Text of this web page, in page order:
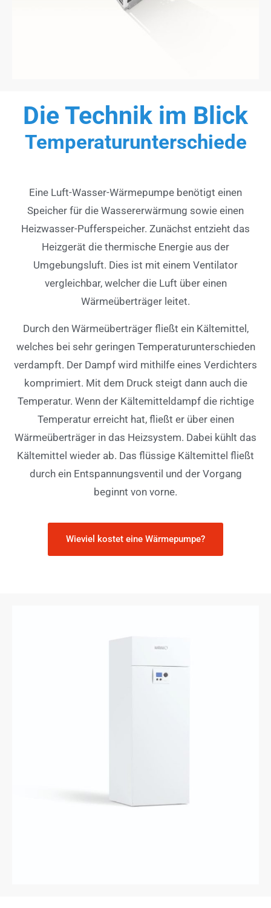
Die Technik im Blick
Temperaturunterschiede
Eine Luft-Wasser-Wärmepumpe benötigt einen
Speicher für die Wassererwärmung sowie einen
Heizwasser-Pufferspeicher. Zunächst entzieht das
Heizgerät die thermische Energie aus der
Umgebungsluft. Dies ist mit einem Ventilator
vergleichbar, welcher die Luft über einen
Wärmeüberträger leitet.
Durch den Wärmeüberträger fließt ein Kältemittel,
welches bei sehr geringen Temperaturunterschieden
verdampft. Der Dampf wird mithilfe eines Verdichters
komprimiert. Mit dem Druck steigt dann auch die
Temperatur. Wenn der Kältemitteldampf die richtige
Temperatur erreicht hat, fließt er über einen
Wärmeüberträger in das Heizsystem. Dabei kühlt das
Kältemittel wieder ab. Das flüssige Kältemittel fließt
durch ein Entspannungsventil und der Vorgang
beginnt von vorne.
Wieviel kostet eine Wärmepumpe?